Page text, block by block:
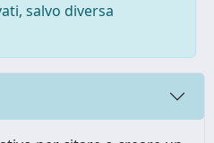
salvo diversa